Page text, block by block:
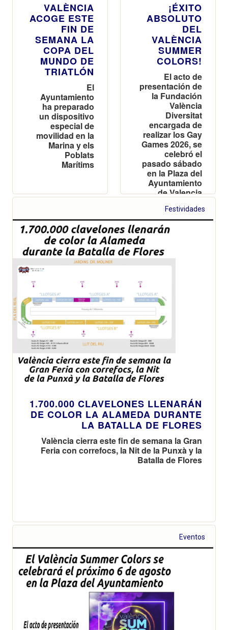
VALÈNCIA
ACOGE ESTE
FIN DE
SEMANA LA
COPA DEL
MUNDO DE
TRIATLÓN
El
Ayuntamiento
ha preparado
un dispositivo
especial de
movilidad en la
Marina y els
Poblats
Marítims
¡ÉXITO
ABSOLUTO
DEL
VALÈNCIA
SUMMER
COLORS!
El acto de
presentación de
la Fundación
València
Diversitat
encargada de
realizar los Gay
Games 2026, se
celebró el
pasado sábado
en la Plaza del
Ayuntamiento
de Valencia
Festividades
1.700.000 CLAVELONES LLENARÁN
DE COLOR LA ALAMEDA DURANTE
LA BATALLA DE FLORES
València cierra este fin de semana la Gran
Feria con correfocs, la Nit de la Punxà y la
Batalla de Flores
Eventos